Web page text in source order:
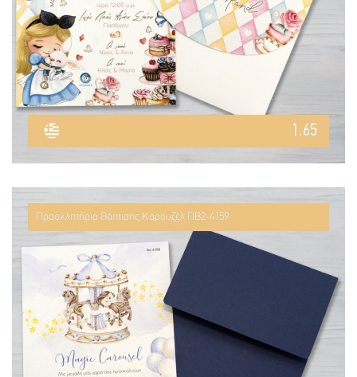
1.65
Προσκλητήριο Βάπτισης Καρουζέλ ΠΒ2-4159